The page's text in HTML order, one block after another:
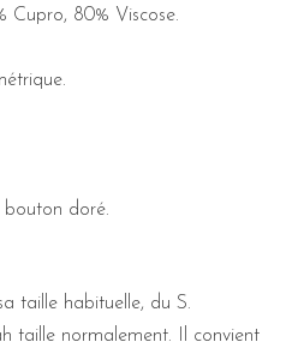
Cupro, 80% Viscose.
bouton doré.
taille habituelle, du S.
taille normalement. Il convient